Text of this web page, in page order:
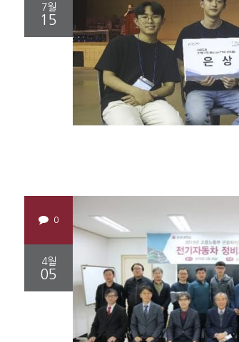
7월
15
0
4월
05